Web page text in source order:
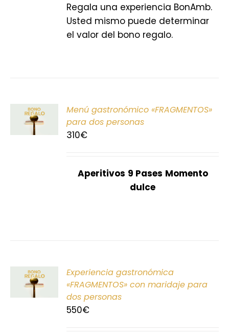
Regala una experiencia BonAmb.
Usted mismo puede determinar
el valor del bono regalo.
Menú gastronómico «FRAGMENTOS»
para dos personas
310€
Aperitivos 9 Pases Momento
dulce
Experiencia gastronómica
«FRAGMENTOS» con maridaje para
dos personas
550€